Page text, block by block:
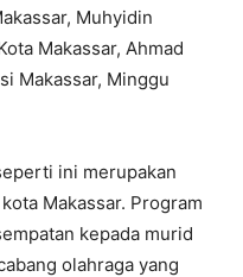
Muhyidin
Makassar, Ahmad
Makassar, Minggu
ini merupakan
Makassar. Program
kepada murid
olahraga yang